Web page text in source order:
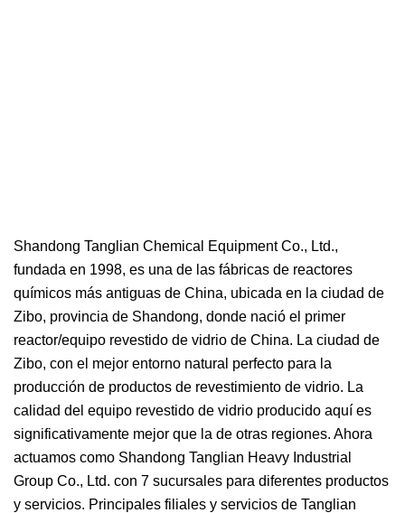
Shandong Tanglian Chemical Equipment Co., Ltd.,
fundada en 1998, es una de las fábricas de reactores
químicos más antiguas de China, ubicada en la ciudad de
Zibo, provincia de Shandong, donde nació el primer
reactor/equipo revestido de vidrio de China. La ciudad de
Zibo, con el mejor entorno natural perfecto para la
producción de productos de revestimiento de vidrio. La
calidad del equipo revestido de vidrio producido aquí es
significativamente mejor que la de otras regiones. Ahora
actuamos como Shandong Tanglian Heavy Industrial
Group Co., Ltd. con 7 sucursales para diferentes productos
y servicios. Principales filiales y servicios de Tanglian